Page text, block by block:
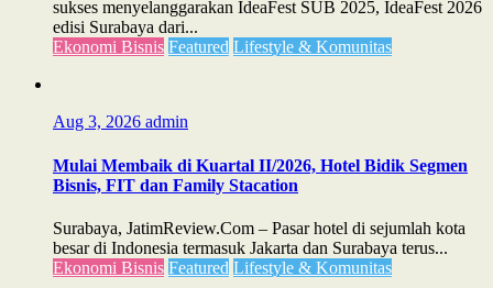
sukses menyelanggarakan IdeaFest SUB 2025, IdeaFest 2026
edisi Surabaya dari...
Ekonomi Bisnis Featured Lifestyle & Komunitas
Aug 3, 2026 admin
Mulai Membaik di Kuartal II/2026, Hotel Bidik Segmen
Bisnis, FIT dan Family Stacation
Surabaya, JatimReview.Com – Pasar hotel di sejumlah kota
besar di Indonesia termasuk Jakarta dan Surabaya terus...
Ekonomi Bisnis Featured Lifestyle & Komunitas